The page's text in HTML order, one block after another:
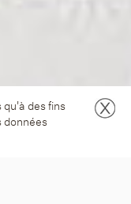
qu'à des fins
données